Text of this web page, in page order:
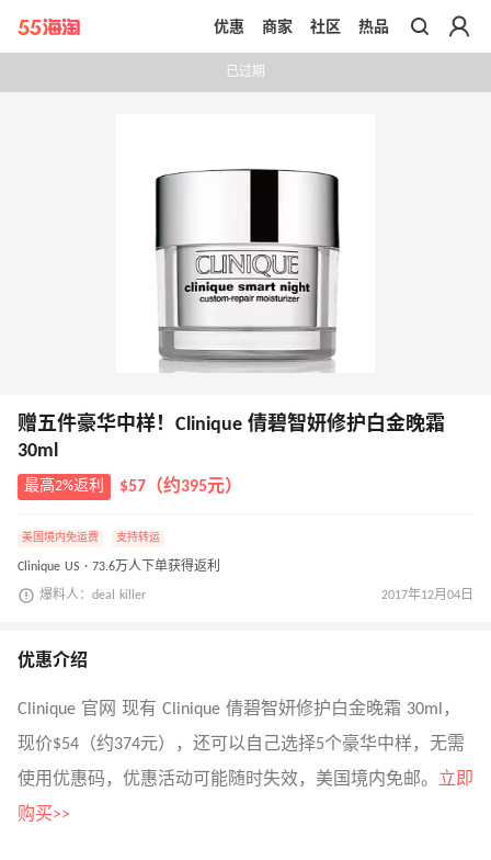
带你去官网买正品
优惠 商家 社区 热品
已过期
赠五件豪华中样！Clinique 倩碧智妍修护白金晚霜
30ml
最高2%返利 $57（约395元）
美国境内免运费 支持转运
Clinique US · 73.6万人下单获得返利
爆料人：deal killer 2017年12月04日
优惠介绍
Clinique 官网 现有 Clinique 倩碧智妍修护白金晚霜 30ml，
现价$54（约374元），还可以自己选择5个豪华中样，无需
使用优惠码，优惠活动可能随时失效，美国境内免邮。 立即
购买>>